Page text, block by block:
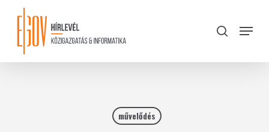
content
search
Menu
művelődés
Close